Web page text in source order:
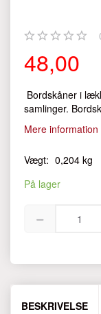
48,00
Bordskåner i
samlinger.
Mere information
Vægt: 0,204 kg
På lager
BESKRIVELSE